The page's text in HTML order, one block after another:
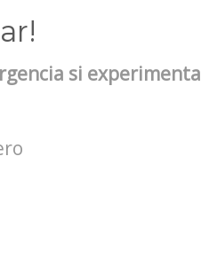
si experimenta